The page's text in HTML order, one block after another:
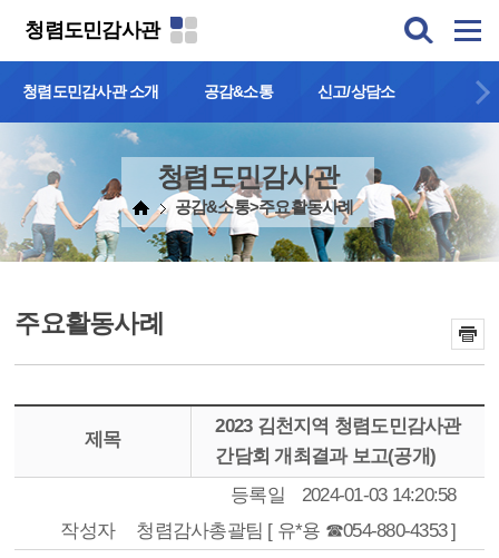
청렴도민감사관
청렴도민감사관 소개 공감&소통 신고/상담소
청렴도민감사관
공감&소통>주요활동사례
주요활동사례
제목
2023 김천지역 청렴도민감사관
간담회 개최결과 보고(공개)
등록일
2024-01-03 14:20:58
작성자
청렴감사총괄팀 [ 유*용 ☎054-880-4353 ]